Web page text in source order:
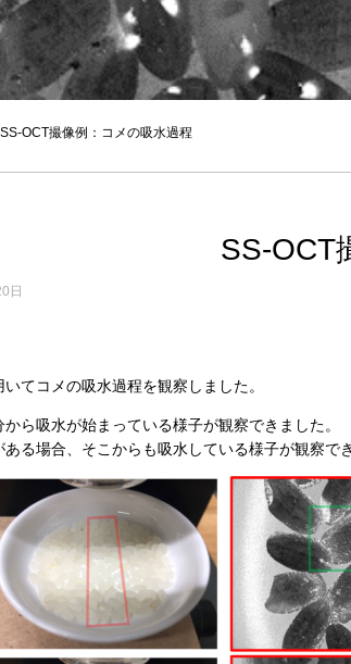
SS-OCT撮像例：コメの吸水過程
SS-OCT
日
てコメの吸水過程を観察しました。
ら吸水が始まっている様子が観察できました。
ある場合、そこからも吸水している様子が観察で